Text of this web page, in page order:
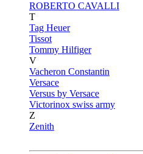
ROBERTO CAVALLI
T
Tag Heuer
Tissot
Tommy Hilfiger
V
Vacheron Constantin
Versace
Versus by Versace
Victorinox swiss army
Z
Zenith